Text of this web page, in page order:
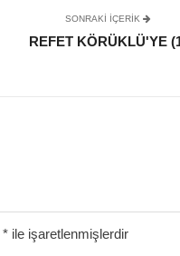
SONRAKI IÇERIK
REFET KÖRÜKLÜ'YE
* ile işaretlenmişlerdir